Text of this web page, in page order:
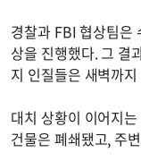
경찰과 FBI 협상팀은
상을 진행했다. 그 결
지 인질들은 새벽까
대치 상황이 이어지
건물은 폐쇄됐고, 주